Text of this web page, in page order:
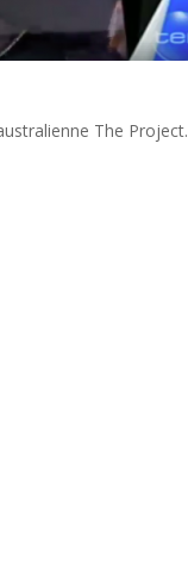
The Project.